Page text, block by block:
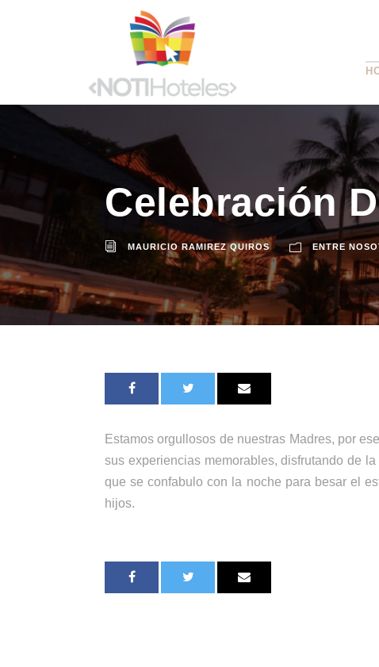
Celebración
MAURICIO RAMIREZ QUIROS ENTRE
Estamos orgullosos de nuestras Madres, por
sus experiencias memorables, disfrutando de
que se confabulo con la noche para besar el
hijos.